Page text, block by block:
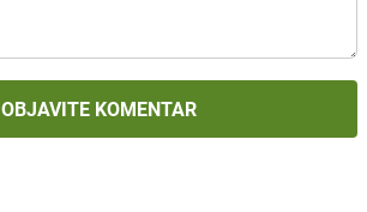
OBJAVITE KOMENTAR